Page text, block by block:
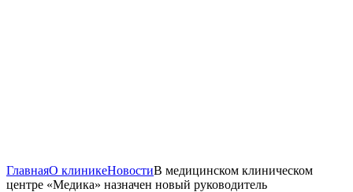
ГлавнаяО клиникеНовостиВ медицинском клиническом
центре «Медика» назначен новый руководитель